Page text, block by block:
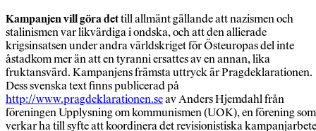
Kampanjen vill göra dettill allmänt gällande att nazismen och
stalinismen var likvärdiga i ondska, och att den allierade
krigsinsatsen under andra världskriget för Östeuropas del inte
åstadkom mer än att en tyranni ersattes av en annan, lika
fruktansvärd. Kampanjens främsta uttryck är Pragdeklarationen.
Dess svenska text finns publicerad på
http://www.pragdeklarationen.seav Anders Hjemdahl från
föreningen Upplysning om kommunismen (UOK), en förening som
verkar ha till syfte att koordinera det revisionistiska